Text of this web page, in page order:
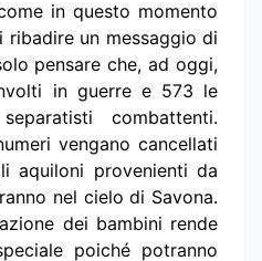
in questo momento
un messaggio di
pensare che, ad oggi,
in guerre e 573 le
combattenti.
vengano cancellati
aquiloni provenienti da
nel cielo di Savona.
dei bambini rende
poiché potranno